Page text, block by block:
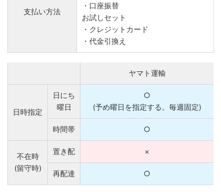
支払い方法
・口座振替
お試しセット
・クレジットカード
・代金引換え
ヤマト運輸
日時指定
日にち
曜日
○
(予め曜日を指定する。毎週固定)
時間帯 ○
不在時
(留守時)
置き配 ×
再配達 ○